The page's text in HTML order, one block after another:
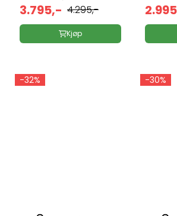
3.795,- 4.295,-
Kjøp
-32% -30%